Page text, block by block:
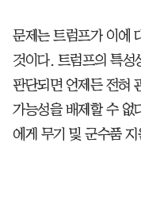
문제는 트럼프가 이에
것이다. 트럼프의 특성
판단되면 언제든 전혀
가능성을 배제할 수 없
에게 무기 및 군수품